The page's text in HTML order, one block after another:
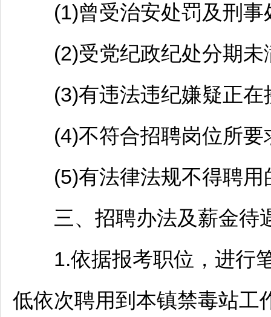
(1)曾受治安处罚及刑事
(2)受党纪政纪处分期未
(3)有违法违纪嫌疑正在
(4)不符合招聘岗位所要
(5)有法律法规不得聘用
三、 招聘办法及薪金待
1.依据报考职位，进行笔
低依次聘用到本镇禁毒站工